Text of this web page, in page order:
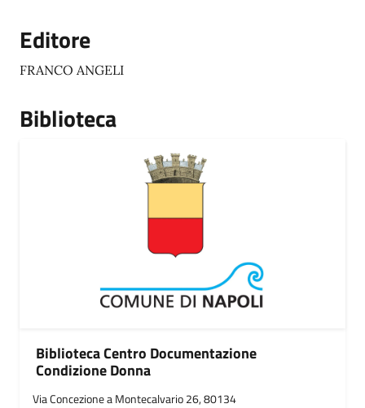
Editore
FRANCO ANGELI
Biblioteca
Biblioteca Centro Documentazione
Condizione Donna
Via Concezione a Montecalvario 26, 80134